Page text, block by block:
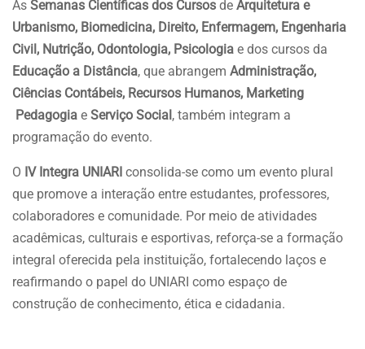
As Semanas Científicas dos Cursos de Arquitetura e
Urbanismo, Biomedicina, Direito, Enfermagem, Engenharia
Civil, Nutrição, Odontologia, Psicologia e dos cursos da
Educação a Distância, que abrangem Administração,
Ciências Contábeis, Recursos Humanos, Marketing
Pedagogia e Serviço Social, também integram a
programação do evento.
O IV Integra UNIARI consolida-se como um evento plural
que promove a interação entre estudantes, professores,
colaboradores e comunidade. Por meio de atividades
acadêmicas, culturais e esportivas, reforça-se a formação
integral oferecida pela instituição, fortalecendo laços e
reafirmando o papel do UNIARI como espaço de
construção de conhecimento, ética e cidadania.